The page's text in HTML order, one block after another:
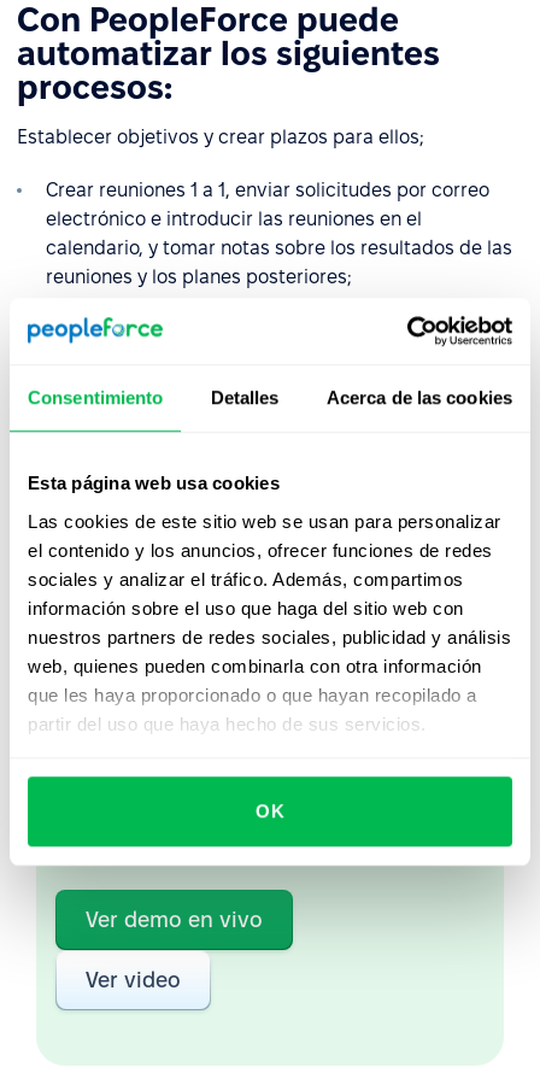
Consentimiento Detalles Acerca de las cookies
Esta página web usa cookies
Las cookies de este sitio web se usan para personalizar
el contenido y los anuncios, ofrecer funciones de redes
sociales y analizar el tráfico. Además, compartimos
información sobre el uso que haga del sitio web con
nuestros partners de redes sociales, publicidad y análisis
web, quienes pueden combinarla con otra información
que les haya proporcionado o que hayan recopilado a
partir del uso que haya hecho de sus servicios.
OK
Con PeopleForce puede
automatizar los siguientes
procesos:
Establecer objetivos y crear plazos para ellos;
Crear reuniones 1 a 1, enviar solicitudes por correo
electrónico e introducir las reuniones en el
calendario, y tomar notas sobre los resultados de las
reuniones y los planes posteriores;
Ajustar la frecuencia de las reuniones y automatizar
la programación de la convocatoria;
Establecer objetivos para la empresa, sus divisiones
divisiones.
Mirá PeopleForce en
acción
personas, descubrí cómo PeopleForce ayuda a
los equipos a automatizar procesos y ahorrar
Ver demo en vivo
Ver video